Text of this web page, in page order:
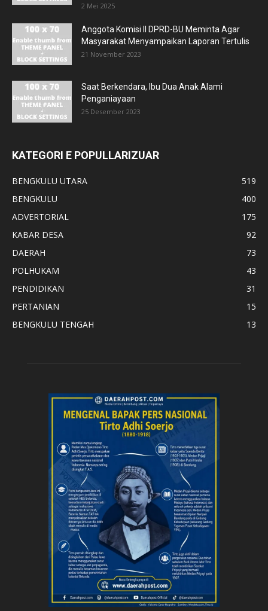
2 Mei 2025
Anggota Komisi II DPRD-BU Meminta Agar
Masyarakat Menyampaikan Laporan Tertulis
21 November 2023
Saat Berkendara, Ibu Dua Anak Alami
Penganiayaan
25 Desember 2023
KATEGORI E POPULLARIZUAR
BENGKULU UTARA
519
BENGKULU
400
ADVERTORIAL
175
KABAR DESA
92
DAERAH
73
POLHUKAM
43
PENDIDIKAN
31
PERTANIAN
15
BENGKULU TENGAH
13